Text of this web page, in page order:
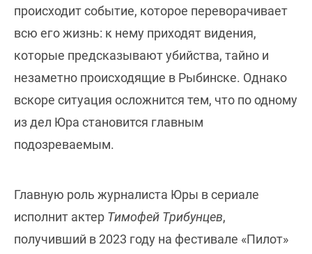
происходит событие, которое переворачивает
всю его жизнь: к нему приходят видения,
которые предсказывают убийства, тайно и
незаметно происходящие в Рыбинске. Однако
вскоре ситуация осложнится тем, что по одному
из дел Юра становится главным
подозреваемым.
Главную роль журналиста Юры в сериале
исполнит актер Тимофей Трибунцев,
получивший в 2023 году на фестивале «Пилот»